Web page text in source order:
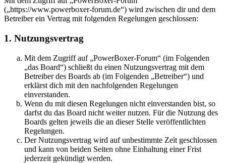
(„https://www.powerboxer-forum.de“) wird zwischen dir und dem
Betreiber ein Vertrag mit folgenden Regelungen geschlossen:
1. Nutzungsvertrag
Mit dem Zugriff auf „PowerBoxer-Forum“ (im Folgenden
„das Board“) schließt du einen Nutzungsvertrag mit dem
Betreiber des Boards ab (im Folgenden „Betreiber“) und
erklärst dich mit den nachfolgenden Regelungen
einverstanden.
Wenn du mit diesen Regelungen nicht einverstanden bist, so
darfst du das Board nicht weiter nutzen. Für die Nutzung des
Boards gelten jeweils die an dieser Stelle veröffentlichten
Regelungen.
Der Nutzungsvertrag wird auf unbestimmte Zeit geschlossen
und kann von beiden Seiten ohne Einhaltung einer Frist
jederzeit gekündigt werden.